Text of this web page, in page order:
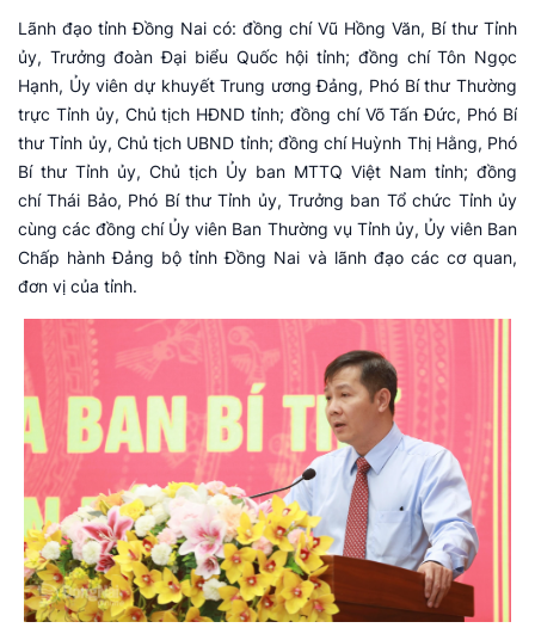
Lãnh đạo tỉnh Đồng Nai có: đồng chí Vũ Hồng Văn, Bí thư Tỉnh
ủy, Trưởng đoàn Đại biểu Quốc hội tỉnh; đồng chí Tôn Ngọc
Hạnh, Ủy viên dự khuyết Trung ương Đảng, Phó Bí thư Thường
trực Tỉnh ủy, Chủ tịch HĐND tỉnh; đồng chí Võ Tấn Đức, Phó Bí
thư Tỉnh ủy, Chủ tịch UBND tỉnh; đồng chí Huỳnh Thị Hằng, Phó
Bí thư Tỉnh ủy, Chủ tịch Ủy ban MTTQ Việt Nam tỉnh; đồng
chí Thái Bảo, Phó Bí thư Tỉnh ủy, Trưởng ban Tổ chức Tỉnh ủy
cùng các đồng chí Ủy viên Ban Thường vụ Tỉnh ủy, Ủy viên Ban
Chấp hành Đảng bộ tỉnh Đồng Nai và lãnh đạo các cơ quan,
đơn vị của tỉnh.